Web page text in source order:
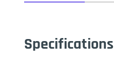
Specifications